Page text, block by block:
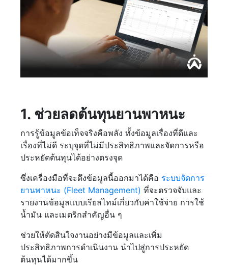
1. ช่วยลดต้นทุนยานพาหนะ
การรู้ข้อมูลข้อเท็จจริงคือพลัง ทั้งข้อมูลเรื่องที่ดีและ
เรื่องที่ไม่ดี ระบุจุดที่ไม่มีประสิทธิภาพและจัดการหรือ
ประหยัดต้นทุนได้อย่างตรงจุด
ซึ่งเครื่องมือที่จะดึงข้อมูลนี้ออกมาได้คือ ระบบจัดการ
ยานพาหนะ (Fleet Management) ที่จะตรวจจับและ
รายงานข้อมูลแบบเรียลไทม์เกี่ยวกับค่าใช้จ่าย การใช้
น้ำมัน และเมตริกสำคัญอื่น ๆ
ช่วยให้ตัดสินใจงานอย่างมีข้อมูลและเพิ่ม
ประสิทธิภาพการดำเนินงาน นำไปสู่การประหยัด
ต้นทุนได้มากขึ้น